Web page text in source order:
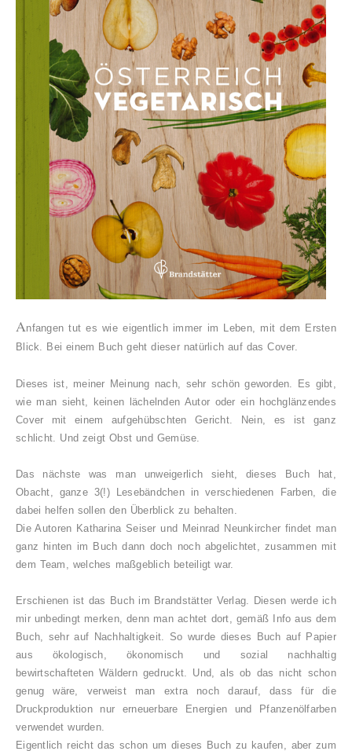
Anfangen tut es wie eigentlich immer im Leben, mit dem Ersten
Blick. Bei einem Buch geht dieser natürlich auf das Cover.
Dieses ist, meiner Meinung nach, sehr schön geworden. Es gibt,
wie man sieht, keinen lächelnden Autor oder ein hochglänzendes
Cover mit einem aufgehübschten Gericht. Nein, es ist ganz
schlicht. Und zeigt Obst und Gemüse.
Das nächste was man unweigerlich sieht, dieses Buch hat,
Obacht, ganze 3(!) Lesebändchen in verschiedenen Farben, die
dabei helfen sollen den Überblick zu behalten.
Die Autoren Katharina Seiser und Meinrad Neunkircher findet man
ganz hinten im Buch dann doch noch abgelichtet, zusammen mit
dem Team, welches maßgeblich beteiligt war.
Erschienen ist das Buch im Brandstätter Verlag. Diesen werde ich
mir unbedingt merken, denn man achtet dort, gemäß Info aus dem
Buch, sehr auf Nachhaltigkeit. So wurde dieses Buch auf Papier
aus ökologisch, ökonomisch und sozial nachhaltig
bewirtschafteten Wäldern gedruckt. Und, als ob das nicht schon
genug wäre, verweist man extra noch darauf, dass für die
Druckproduktion nur erneuerbare Energien und Pfanzenölfarben
verwendet wurden.
Eigentlich reicht das schon um dieses Buch zu kaufen, aber zum